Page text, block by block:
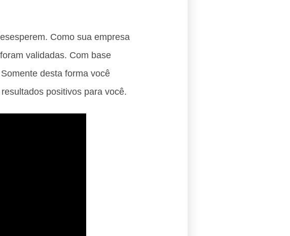
Como sua empresa
validadas. Com base
desta forma você
positivos para você.